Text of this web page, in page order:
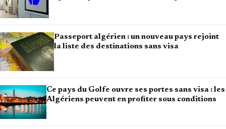
Passeport algérien : un nouveau pays rejoint
la liste des destinations sans visa
Ce pays du Golfe ouvre ses portes sans visa : les
Algériens peuvent en profiter sous conditions